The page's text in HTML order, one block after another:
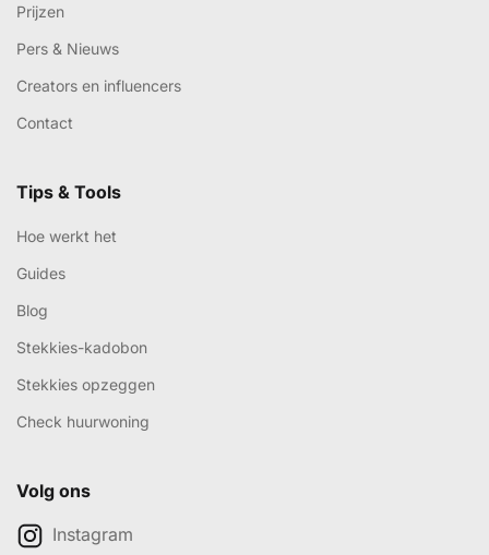
Prijzen
Pers & Nieuws
Creators en influencers
Contact
Tips & Tools
Hoe werkt het
Guides
Blog
Stekkies-kadobon
Stekkies opzeggen
Check huurwoning
Volg ons
Instagram